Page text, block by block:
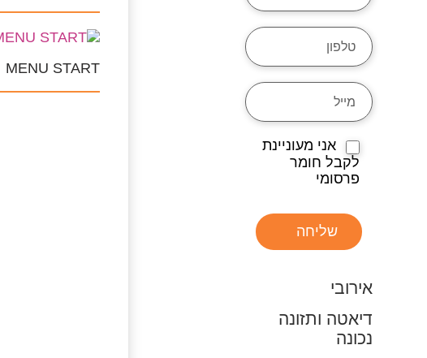
אני מעוניינת
לקבל חומר
פרסומי
שליחה
אירובי
דיאטה ותזונה
נכונה
MENU START